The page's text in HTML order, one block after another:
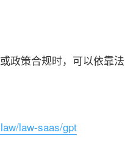
政策合规时，可以依靠
law-saas/gpt